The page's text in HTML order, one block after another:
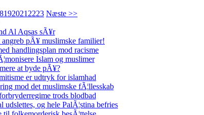
192021 2223 Næste >>
Al Aqsas sÃ¥r
pÃ¥ muslimske familier!
handlingsplan mod racisme
Islam og muslimer
at byde pÃ¥?
er udtryk for islamhad
mod det muslimske fÃ¦llesskab
trods blodbad
og hele PalÃ¦stina befries